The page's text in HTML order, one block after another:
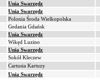
Unia Swarzędz
Unia Swarzędz
Polonia Środa Wielkopolska
Gedania Gdańsk
Unia Swarzędz
Wikęd Luzino
Unia Swarzędz
Sokół Kleczew
Cartusia Kartuzy
Unia Swarzędz